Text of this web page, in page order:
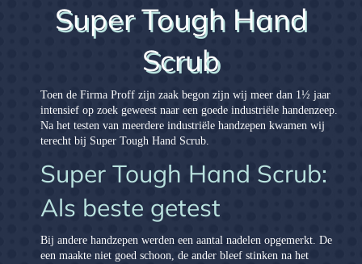
Quick Was(x)
Super Tough Hand
Scrub
Toen de Firma Proff zijn zaak begon zijn wij meer dan 1½ jaar
intensief op zoek geweest naar een goede industriële handenzeep.
Na het testen van meerdere industriële handzepen kwamen wij
terecht bij Super Tough Hand Scrub.
Super Tough Hand Scrub:
Als beste getest
Bij andere handzepen werden een aantal nadelen opgemerkt. De
een maakte niet goed schoon, de ander bleef stinken na het